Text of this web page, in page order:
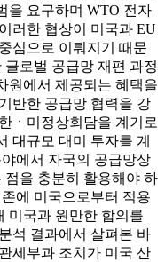
을 요구하며 WTO 전자
러한 협상이 미국과 EU
심으로 이뤄지기 때문
로벌 공급망 재편 과정
원에서 제공되는 혜택을
반한 공급망 협력을 강
ㆍ미정상회담을 계기로
대규모 대미 투자를 계
에서 자국의 공급망상
을 충분히 활용해야 하
에 미국으로부터 적용
미국과 원만한 합의를
석 결과에서 살펴본 바
세부과 조치가 미국 산